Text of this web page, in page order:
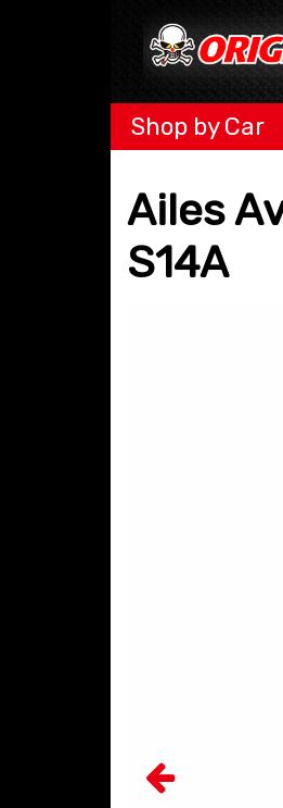
Shop by Car
Ailes
S14A